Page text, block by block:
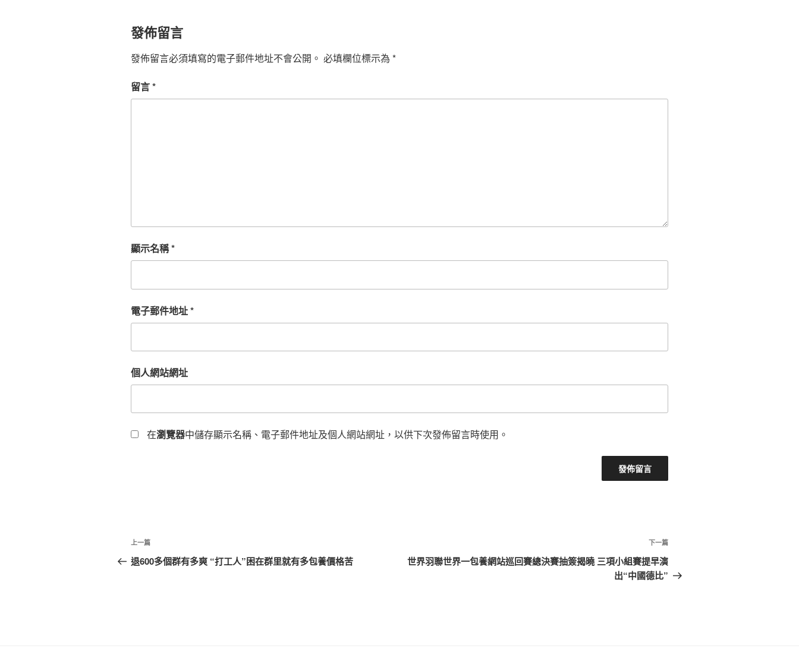
發佈留言
發佈留言必須填寫的電子郵件地址不會公開。 必填欄位標示為 *
留言*
顯示名稱*
電子郵件地址*
個人網站網址
在瀏覽器中儲存顯示名稱、電子郵件地址及個人網站網址，以供下次發佈留言時使用。
文
章
上
一
上一篇
退600多個群有多爽 “打工人”困在群里就有多包養價格苦
下
一
篇
下一篇
世界羽聯世界一包養網站巡回賽總決賽抽簽揭曉 三項小組賽提早演
出“中國德比”